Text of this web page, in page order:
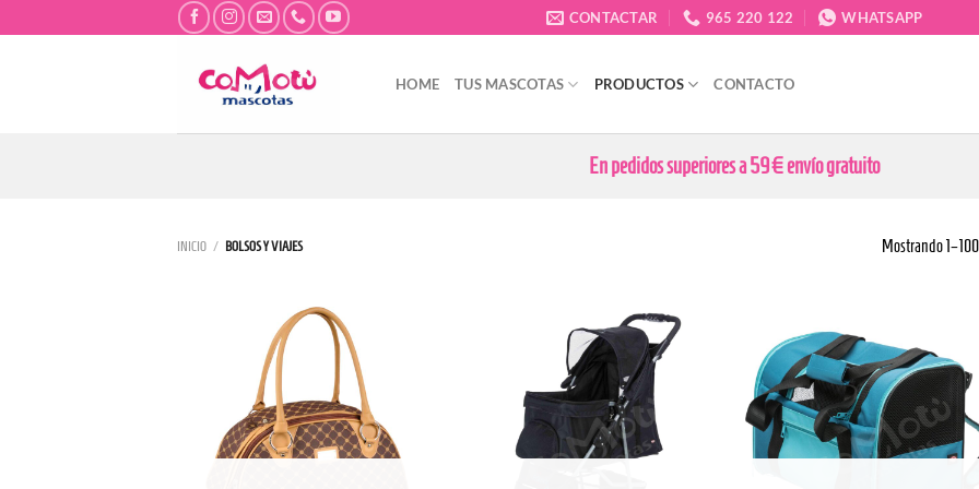
al
CONTACTAR 965 220 122 WHATSAPP
HOME TUS MASCOTAS PRODUCTOS CONTACTO
En pedidos superiores a 59€ envío gratuito
INICIO / BOLSOS Y VIAJES Mostrando